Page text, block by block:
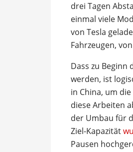
drei Tagen
einmal viele
von Tesla
Fahrzeugen,
Dass zu Beginn
werden, ist
in China, um
diese Arbeiten
der Umbau für
Ziel-Kapazität
Pausen